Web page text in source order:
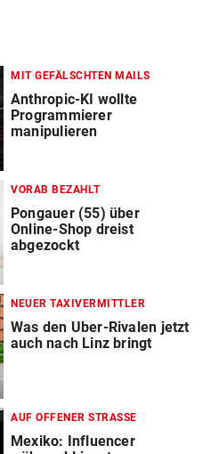
MIT GEFÄLSCHTEN MAILS
Anthropic-KI wollte
Programmierer
manipulieren
VORAB BEZAHLT
Pongauer (55) über
Online-Shop dreist
abgezockt
NEUER TAXIVERMITTLER
Was den Uber-Rivalen jetzt
auch nach Linz bringt
AUF OFFENER STRASSE
Mexiko: Influencer